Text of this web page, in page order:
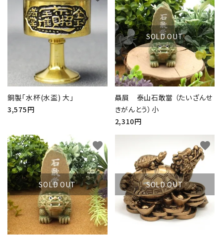
銅製｢水杯(水盃) 大｣
3,575円
SOLD OUT
贔屓 泰山石敢當 （たいざんせ
きがんとう）小
2,310円
SOLD OUT
favorite
SOLD OUT
favorite